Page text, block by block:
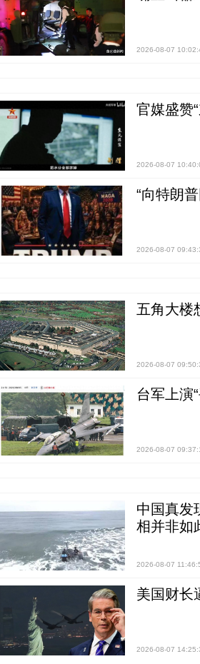
2026-08-07
官媒盛赞
2026-08-07
“向特朗
2026-08-07
五角大楼
2026-08-07
台军上演
2026-08-07
中国真发
相并非如
2026-08-07
美国财长
2026-08-07